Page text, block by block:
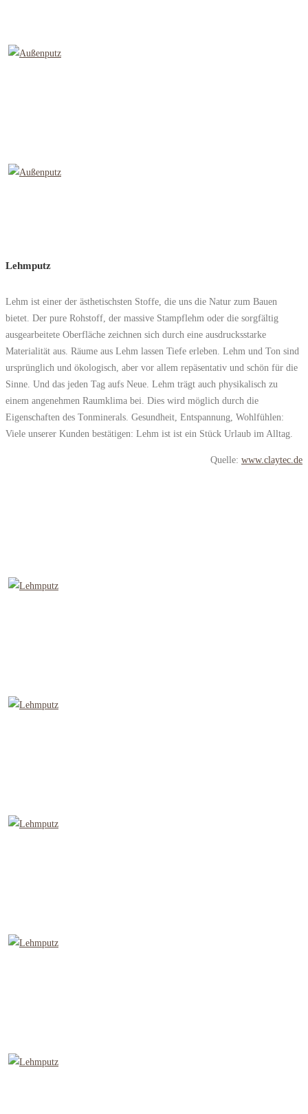
Lehmputz
Lehm ist einer der ästhetischsten Stoffe, die uns die Natur zum Bauen
bietet. Der pure Rohstoff, der massive Stampflehm oder die sorgfältig
ausgearbeitete Oberfläche zeichnen sich durch eine ausdrucksstarke
Materialität aus. Räume aus Lehm lassen Tiefe erleben. Lehm und Ton sind
ursprünglich und ökologisch, aber vor allem repäsentativ und schön für die
Sinne. Und das jeden Tag aufs Neue. Lehm trägt auch physikalisch zu
einem angenehmen Raumklima bei. Dies wird möglich durch die
Eigenschaften des Tonminerals. Gesundheit, Entspannung, Wohlfühlen:
Viele unserer Kunden bestätigen: Lehm ist ist ein Stück Urlaub im Alltag.
Quelle: www.claytec.de